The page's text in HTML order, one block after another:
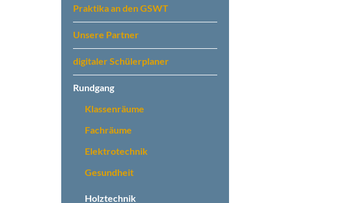
Praktika an den GSWT
Unsere Partner
digitaler Schülerplaner
Rundgang
Klassenräume
Fachräume
Elektrotechnik
Gesundheit
Holztechnik